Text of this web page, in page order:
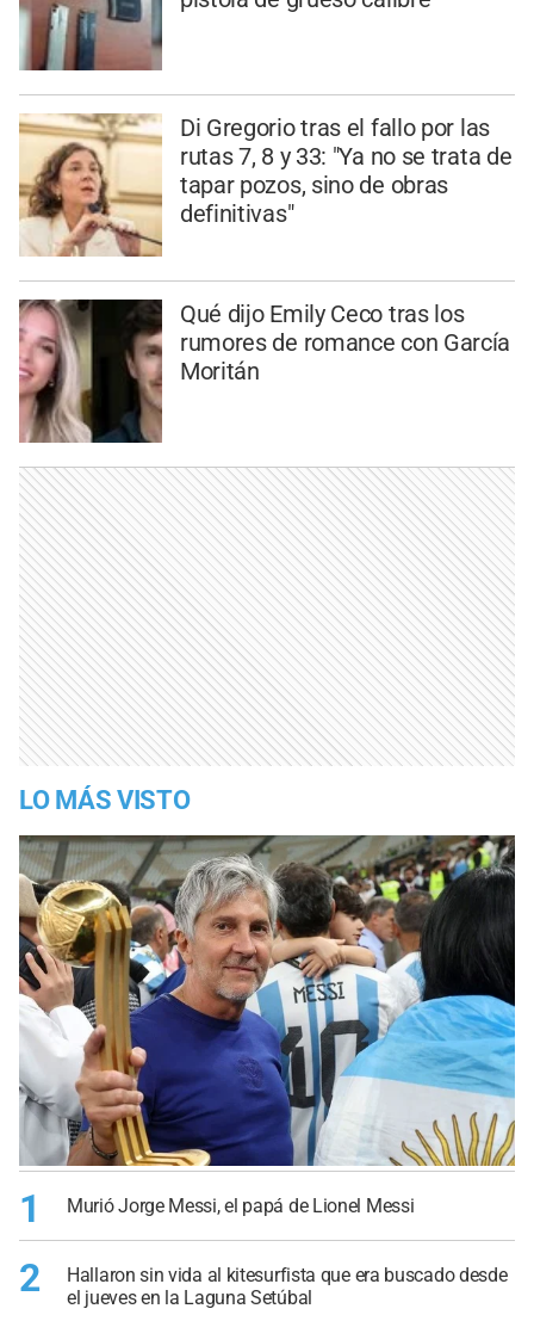
Di Gregorio tras el fallo por las
rutas 7, 8 y 33: "Ya no se trata de
tapar pozos, sino de obras
definitivas"
Qué dijo Emily Ceco tras los
rumores de romance con García
Moritán
LO MÁS VISTO
1 Murió Jorge Messi, el papá de Lionel Messi
2
Hallaron sin vida al kitesurfista que era buscado desde
el jueves en la Laguna Setúbal